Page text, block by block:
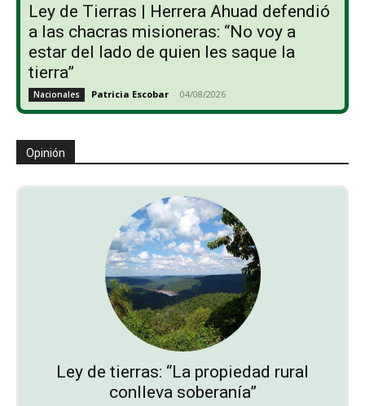
Ley de Tierras | Herrera Ahuad defendió
a las chacras misioneras: “No voy a
estar del lado de quien les saque la
tierra”
Nacionales Patricia Escobar - 04/08/2026
Opinión
Ley de tierras: “La propiedad rural
conlleva soberanía”